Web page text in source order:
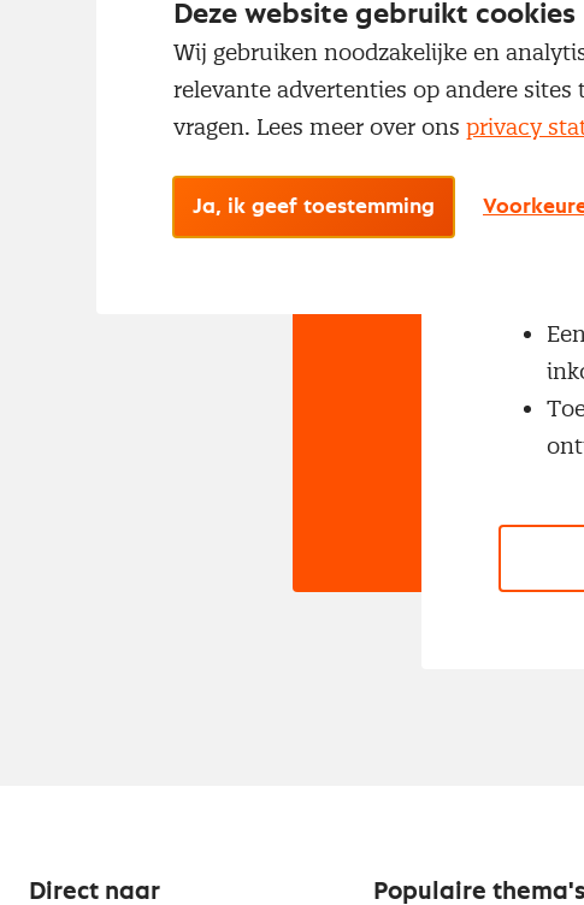
Nog
Met
Direct naar Populaire thema's
Deze website gebruikt cookies
Wij gebruiken noodzakelijke en
relevante advertenties op andere
vragen. Lees meer over ons privacy
Ja, ik geef toestemming